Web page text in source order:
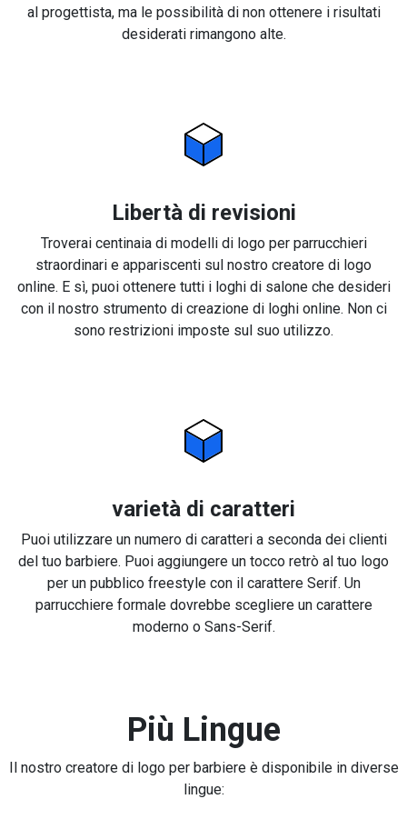
al progettista, ma le possibilità di non ottenere i risultati
desiderati rimangono alte.
Libertà di revisioni
Troverai centinaia di modelli di logo per parrucchieri
straordinari e appariscenti sul nostro creatore di logo
online. E sì, puoi ottenere tutti i loghi di salone che desideri
con il nostro strumento di creazione di loghi online. Non ci
sono restrizioni imposte sul suo utilizzo.
varietà di caratteri
Puoi utilizzare un numero di caratteri a seconda dei clienti
del tuo barbiere. Puoi aggiungere un tocco retrò al tuo logo
per un pubblico freestyle con il carattere Serif. Un
parrucchiere formale dovrebbe scegliere un carattere
moderno o Sans-Serif.
Più Lingue
Il nostro creatore di logo per barbiere è disponibile in diverse
lingue: